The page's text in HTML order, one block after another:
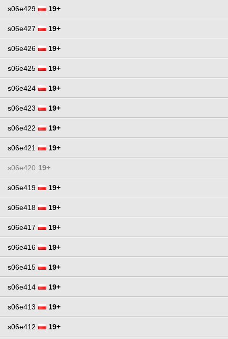
s06e429 19+
s06e427 19+
s06e426 19+
s06e425 19+
s06e424 19+
s06e423 19+
s06e422 19+
s06e421 19+
s06e420 19+
s06e419 19+
s06e418 19+
s06e417 19+
s06e416 19+
s06e415 19+
s06e414 19+
s06e413 19+
s06e412 19+